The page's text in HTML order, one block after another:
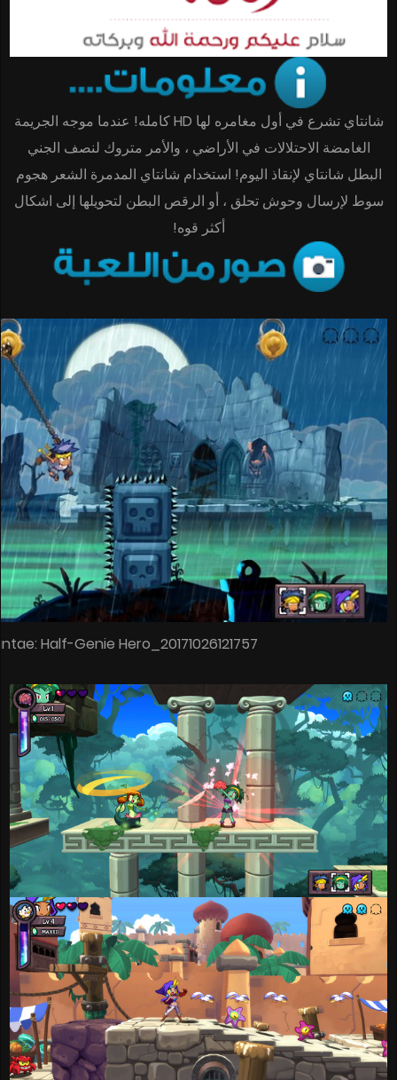
شانتاي تشرع في أول مغامره لها HD كامله! عندما موجه الجريمة
الغامضة الاحتلالات في الأراضي ، والأمر متروك لنصف الجني
البطل شانتاي لإنقاذ اليوم! استخدام شانتاي المدمرة الشعر هجوم
سوط لإرسال وحوش تحلق ، أو الرقص البطن لتحويلها إلى اشكال
أكثر قوه!
Half-Genie Hero_20171026121757